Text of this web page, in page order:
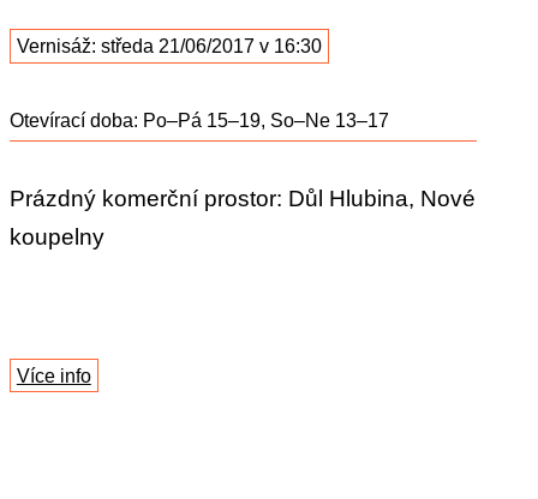
Vernisáž: středa 21/06/2017 v 16:30
Otevírací doba: Po–Pá 15–19, So–Ne 13–17
Prázdný komerční prostor: Důl Hlubina, Nové
koupelny
Více info